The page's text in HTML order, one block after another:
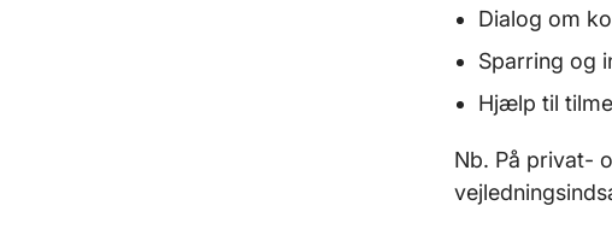
Dialog om
Sparring og
Hjælp til
Nb. På privat-